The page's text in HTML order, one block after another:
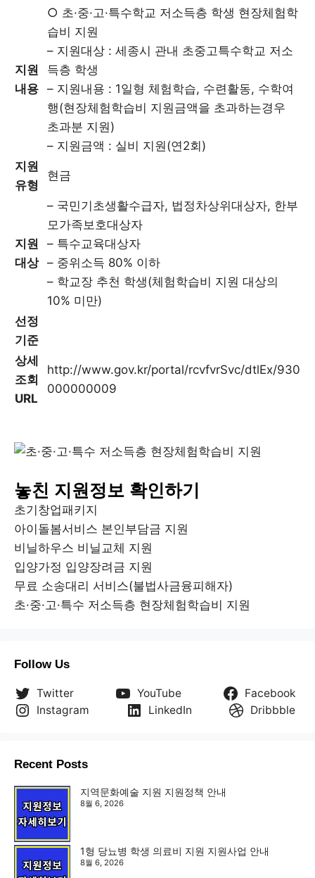
지원
내용
○ 초·중·고·특수학교 저소득층 학생 현장체험학
습비 지원
– 지원대상 : 세종시 관내 초중고특수학교 저소
득층 학생
– 지원내용 : 1일형 체험학습, 수련활동, 수학여
행(현장체험학습비 지원금액을 초과하는경우
초과분 지원)
– 지원금액 : 실비 지원(연2회)
지원
유형
현금
지원
대상
– 국민기초생활수급자, 법정차상위대상자, 한부
모가족보호대상자
– 특수교육대상자
– 중위소득 80% 이하
– 학교장 추천 학생(체험학습비 지원 대상의
10% 미만)
선정
기준
상세
조회
URL
http://www.gov.kr/portal/rcvfvrSvc/dtlEx/930
000000009
놓친 지원정보 확인하기
초기창업패키지
아이돌봄서비스 본인부담금 지원
비닐하우스 비닐교체 지원
입양가정 입양장려금 지원
무료 소송대리 서비스(불법사금융피해자)
초·중·고·특수 저소득층 현장체험학습비 지원
Follow Us
Twitter YouTube
Facebook
Instagram
LinkedIn Dribbble
Recent Posts
지역문화예술 지원 지원정책 안내
8월 6, 2026
1형 당뇨병 학생 의료비 지원 지원사업 안내
8월 6, 2026